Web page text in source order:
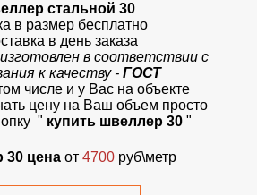
стальной 30
в размер бесплатно
в день заказа
изготовлен в соответствии с
к качеству - ГОСТ
числе и у Вас на объекте
цену на Ваш объем просто
" купить швеллер 30 "
30 цена от 4700 руб\метр